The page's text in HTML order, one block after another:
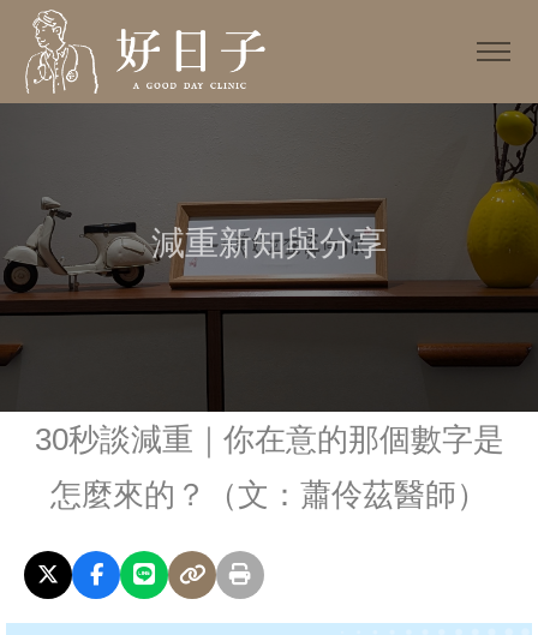
減重新知與分享
30秒談減重｜你在意的那個數字是
怎麼來的？（文：蕭伶茲醫師）